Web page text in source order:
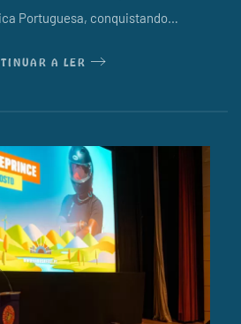
Portuguesa, conquistando…
A LER